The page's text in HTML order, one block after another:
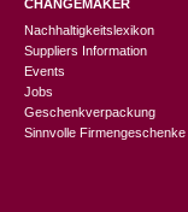
CHANGEMAKER
Nachhaltigkeitslexikon
Suppliers Information
Events
Jobs
Geschenkverpackung
Sinnvolle Firmengeschenke